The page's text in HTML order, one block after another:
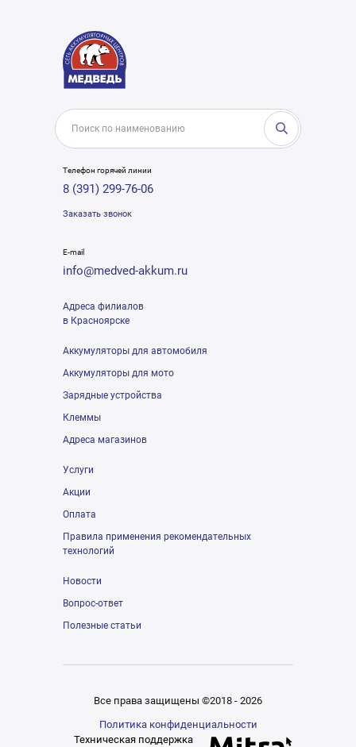
Телефон горячей линии
8 (391) 299-76-06
Заказать звонок
E-mail
info@medved-akkum.ru
Адреса филиалов
в Красноярске
Аккумуляторы для автомобиля
Аккумуляторы для мото
Зарядные устройства
Клеммы
Адреса магазинов
Услуги
Акции
Оплата
Правила применения рекомендательных
технологий
Новости
Вопрос-ответ
Полезные статьи
Все права защищены ©2018 - 2026
Политика конфиденциальности
Техническая поддержка